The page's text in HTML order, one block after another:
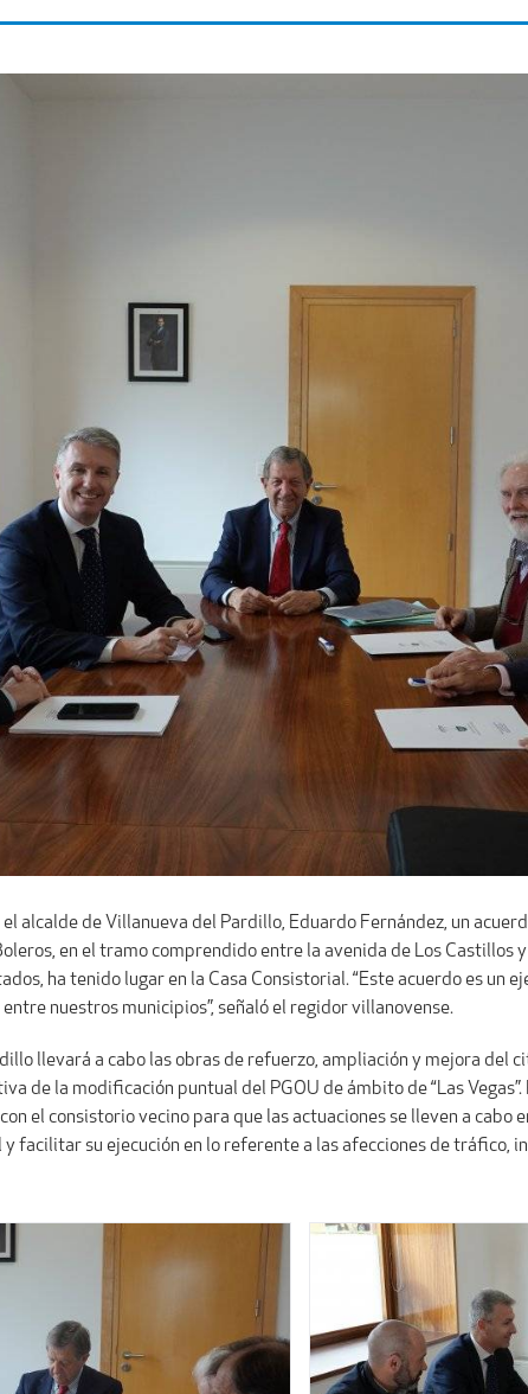
alcalde de Villanueva del Pardillo, Eduardo Fernández, un
en el tramo comprendido entre la avenida de Los Castillos
ha tenido lugar en la Casa Consistorial. “Este acuerdo es un
nuestros municipios”, señaló el regidor villanovense.
llevará a cabo las obras de refuerzo, ampliación y mejora del
de la modificación puntual del PGOU de ámbito de “Las
el consistorio vecino para que las actuaciones se lleven a cabo
facilitar su ejecución en lo referente a las afecciones de tráfico,